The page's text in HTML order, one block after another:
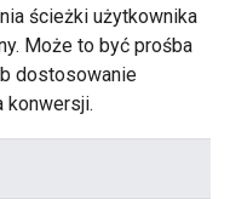
ścieżki użytkownika
Może to być prośba
dostosowanie
konwersji.